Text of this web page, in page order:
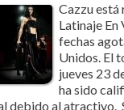
Cazzu está
Latinaje En
fechas
Unidos. El
jueves 23
ha sido
debido al atractivo.